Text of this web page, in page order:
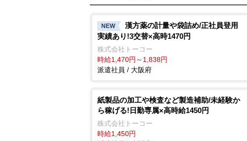
NEW
漢方薬の計量や袋詰め/正社員登用
実績あり!3交替×高時1470円
株式会社トーコー
時給1,470円～1,838円
派遣社員 / 大阪府
紙製品の加工や検査など製造補助/未経験か
ら稼げる!日勤専属×高時給1450円
株式会社トーコー
時給1,450円